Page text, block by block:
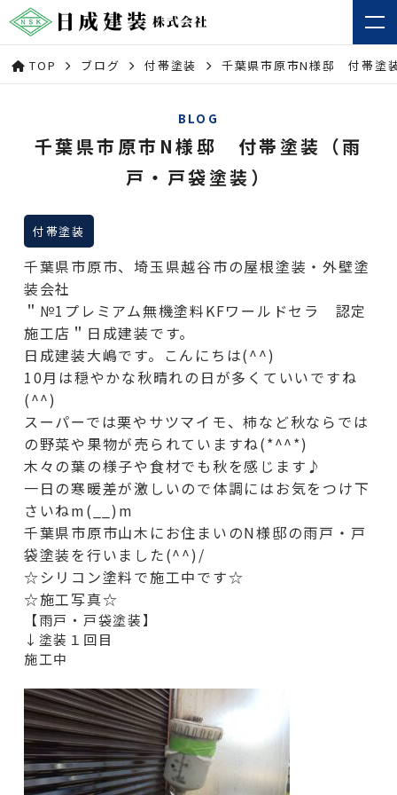
TOP ブログ 付帯塗装 千葉県市原市N様邸 付帯塗
BLOG
千葉県市原市N様邸 付帯塗装（雨
戸・戸袋塗装）
付帯塗装
千葉県市原市、埼玉県越谷市の屋根塗装・外壁塗
装会社
＂№1プレミアム無機塗料KFワールドセラ 認定
施工店＂日成建装です。
日成建装大嶋です。こんにちは(^^)
10月は穏やかな秋晴れの日が多くていいですね
(^^)
スーパーでは栗やサツマイモ、柿など秋ならでは
の野菜や果物が売られていますね(*^^*)
木々の葉の様子や食材でも秋を感じます♪
一日の寒暖差が激しいので体調にはお気をつけ下
さいねm(__)m
千葉県市原市山木にお住まいのN様邸の雨戸・戸
袋塗装を行いました(^^)/
☆シリコン塗料で施工中です☆
☆施工写真☆
【雨戸・戸袋塗装】
↓塗装１回目
施工中